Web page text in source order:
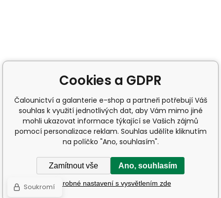
Cookies a GDPR
Čalounictví a galanterie e-shop a partneři potřebují Váš
souhlas k využití jednotlivých dat, aby Vám mimo jiné
mohli ukazovat informace týkající se Vašich zájmů
pomocí personalizace reklam. Souhlas udělíte kliknutím
na políčko "Ano, souhlasím".
Zamítnout vše Ano, souhlasím
Podrobné nastavení s vysvětlením zde
Soukromí